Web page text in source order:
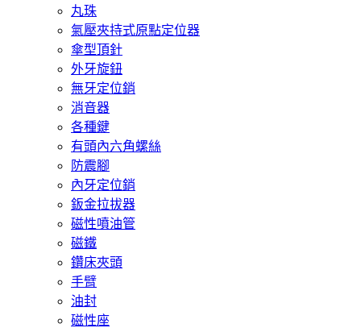
丸珠
氣壓夾持式原點定位器
傘型頂針
外牙旋鈕
無牙定位銷
消音器
各種鍵
有頭內六角螺絲
防震腳
內牙定位銷
鈑金拉拔器
磁性噴油管
磁鐵
鑽床夾頭
手臂
油封
磁性座